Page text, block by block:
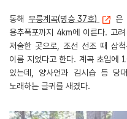
동해 무릉계곡(명승 37호)
은
용추폭포까지 4km에 이른다. 고려
저술한 곳으로, 조선 선조 때 삼
이름 지었다고 한다. 계곡 초입에
있는데, 양사언과 김시습 등 당
노래하는 글귀를 새겼다.